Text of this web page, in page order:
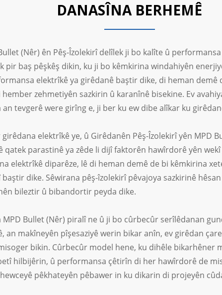
DANASÎNA BERHEMÊ
(Nêr) ên Pêş-Îzolekirî delîlek ji bo kalîte û
pir baş pêşkêş dikin, ku ji bo kêmkirina windahiyên
elektrîkê ya girêdanê baştir dike, di heman demê
zehmetiyên sazkirin û karanînê bisekine. Ev
tevgerê were girîng e, ji ber ku ew dibe alîkar ku
elektrîkê ye, û Girêdanên Pêş-Îzolekirî yên MPD
qatek parastinê ya zêde li dijî faktorên hawîrdorê yên
elektrîkê diparêze, lê di heman demê de bi kêmkirina
dike. Sêwirana pêş-îzolekirî pêvajoya sazkirinê
bileztir û bibandortir peyda dike.
MPD Bullet (Nêr) piralî ne û ji bo cûrbecûr serîlêdanan
an makîneyên pîşesaziyê werin bikar anîn, ev girêdan
bikin. Cûrbecûr model hene, ku dihêle bikarhêner
hilbijêrin, û performansa çêtirîn di her hawîrdorê de
pêkhateyên pêbawer in ku dikarin di projeyên